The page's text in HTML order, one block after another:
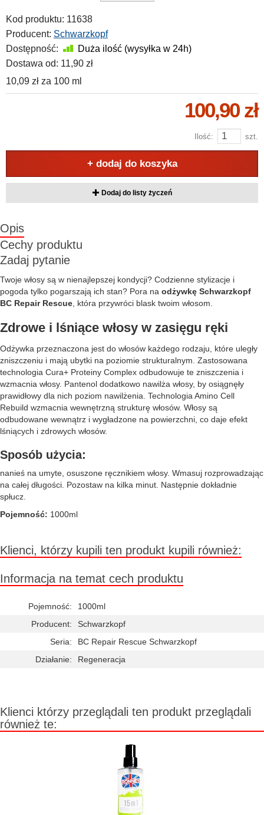
Kod produktu: 11638
Producent: Schwarzkopf
Dostępność:
Duża ilość (wysyłka w 24h)
Dostawa od: 11,90 zł
10,09 zł za 100 ml
100,90 zł
Ilość: szt.
+ dodaj do koszyka
Dodaj do listy życzeń
Opis
Cechy produktu
Zadaj pytanie
Twoje włosy są w nienajlepszej kondycji? Codzienne stylizacje i
pogoda tylko pogarszają ich stan? Pora na odżywkę Schwarzkopf
BC Repair Rescue , która przywróci blask twoim włosom.
Zdrowe i lśniące włosy w zasięgu ręki
Odżywka przeznaczona jest do włosów każdego rodzaju, które uległy
zniszczeniu i mają ubytki na poziomie strukturalnym. Zastosowana
technologia Cura+ Proteiny Complex odbudowuje te zniszczenia i
wzmacnia włosy. Pantenol dodatkowo nawilża włosy, by osiągnęły
prawidłowy dla nich poziom nawilżenia. Technologia Amino Cell
Rebuild wzmacnia wewnętrzną strukturę włosów. Włosy są
odbudowane wewnątrz i wygładzone na powierzchni, co daje efekt
lśniących i zdrowych włosów.
Sposób użycia:
nanieś na umyte, osuszone ręcznikiem włosy. Wmasuj rozprowadzając
na całej długości. Pozostaw na kilka minut. Następnie dokładnie
spłucz.
Pojemność: 1000ml
Klienci, którzy kupili ten produkt kupili również:
Informacja na temat cech produktu
Pojemność:
1000ml
Producent:
Schwarzkopf
Seria:
BC Repair Rescue Schwarzkopf
Działanie:
Regeneracja
Klienci którzy przeglądali ten produkt przeglądali
również te: